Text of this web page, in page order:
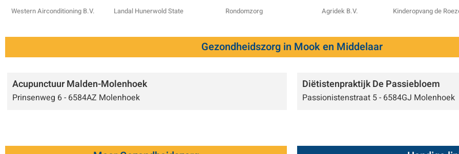
Western Airconditioning B.V. Landal Hunerwold State Rondomzorg Agridek B.V. Kinderopvang de
Gezondheidszorg in Mook en Middelaar
Acupunctuur Malden-Molenhoek
Prinsenweg 6 - 6584AZ Molenhoek
Diëtistenpraktijk De Passiebloem
Passionistenstraat 5 - 6584GJ Molenhoek